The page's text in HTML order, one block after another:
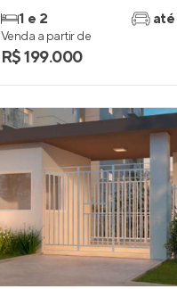
1 e 2
até
Venda a partir de
R$ 199.000